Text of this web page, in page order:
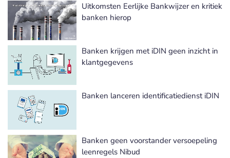
Uitkomsten Eerlijke Bankwijzer en kritiek
banken hierop
Banken krijgen met iDIN geen inzicht in
klantgegevens
Banken lanceren identificatiedienst iDIN
Banken geen voorstander versoepeling
leenregels Nibud